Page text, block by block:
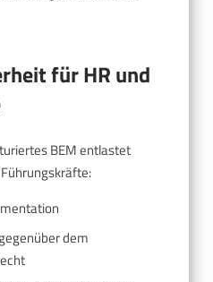
für HR und
BEM entlastet
dem